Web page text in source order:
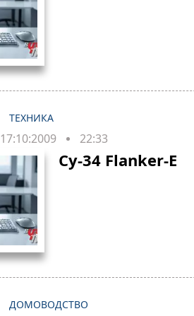
ТЕХНИКА
17:10:2009 22:33
Су-34 Flanker-E
ДОМОВОДСТВО